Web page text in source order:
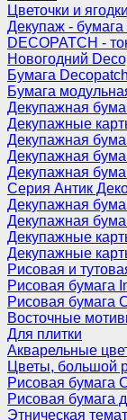
Цветочки и ягодки
Декупаж - бумага
DECOPATCH -
Новогодний
Бумага
Бумага
Декупажная
Декупажные
Декупажная
Декупажная
Декупажная
Серия Антик
Декупажная
Декупажная
Декупажные
Декупажные
Рисовая и
Рисовая бумага
Рисовая бумага
Восточные
Для плитки
Акварельные
Цветы, большой
Рисовая бумага
Рисовая бумага
Этническая